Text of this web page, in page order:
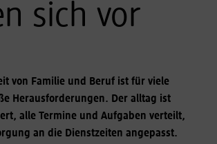
sich vor
von Familie und Beruf ist für viele
Herausforderungen. Der alltag ist
alle Termine und Aufgaben verteilt,
an die Dienstzeiten angepasst.